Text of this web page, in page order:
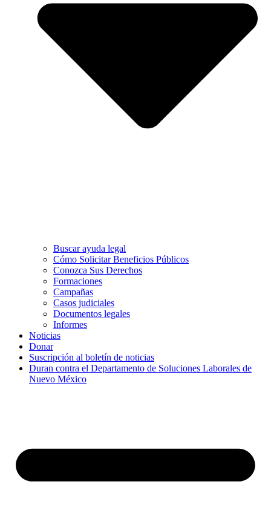
Buscar ayuda legal
Cómo Solicitar Beneficios Públicos
Conozca Sus Derechos
Formaciones
Campañas
Casos judiciales
Documentos legales
Informes
Noticias
Donar
Suscripción al boletín de noticias
Duran contra el Departamento de Soluciones Laborales de
Nuevo México